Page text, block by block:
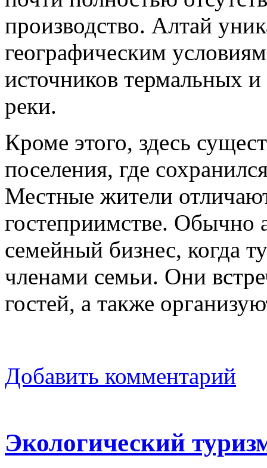
производство. Алтай
географическим
источников термальных
реки.
Кроме этого, здесь
поселения, где
Местные жители
гостеприимстве. Обычно
семейный бизнес, когда
членами семьи. Они
гостей, а также
Добавить комментарий
Экологический